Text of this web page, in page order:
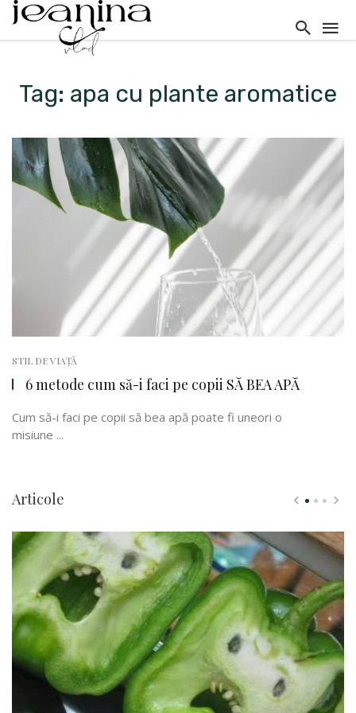
Tag: apa cu plante aromatice
STIL DE VIAȚĂ
6 metode cum să-i faci pe copii SĂ BEA APĂ
Cum să-i faci pe copii să bea apă poate fi uneori o
misiune ...
Articole